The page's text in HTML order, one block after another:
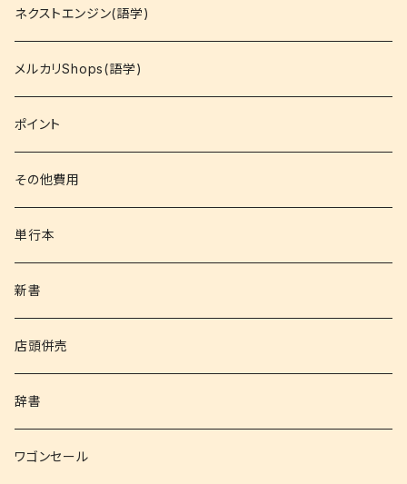
資格
コミック
文庫
その他書籍
書籍以外
ネクストエンジン(語学)
メルカリShops(語学)
ポイント
その他費用
単行本
新書
店頭併売
辞書
ワゴンセール